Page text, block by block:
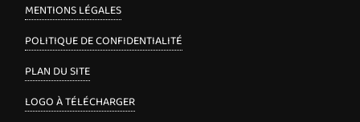
MENTIONS LÉGALES
POLITIQUE DE CONFIDENTIALITÉ
PLAN DU SITE
LOGO À TÉLÉCHARGER